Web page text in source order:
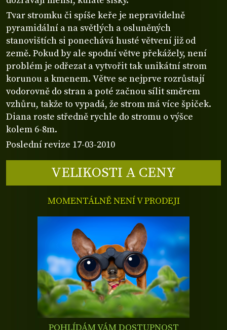
Tvar stromku či spíše keře je nepravidelně
pyramidální a na světlých a osluněných
stanovištích si ponechává husté větvení již od
země. Pokud by ale spodní větve překážely, není
problém je odřezat a vytvořit tak unikátní strom
korunou a kmenem. Větve se nejprve rozrůstají
vodorovně do stran a poté začnou sílit směrem
vzhůru, takže to vypadá, že strom má více špiček.
Diana roste středně rychle do stromu o výšce
kolem 6-8m.
Poslední revize 17-03-2010
VELIKOSTI A CENY
MOMENTÁLNĚ NENÍ V PRODEJI